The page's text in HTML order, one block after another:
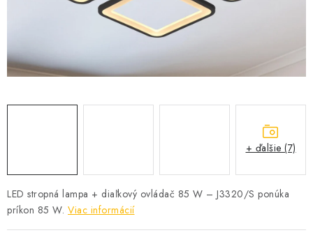
SEZÓNNE VÝPREDAJE POĽNOPOTREBY
DOM A ZÁHRADA
OBCHODNÉ PODMIENKY
O NÁS - MEGALED & JANTON ZÁKAMENNÉ
Reklamácie a formulár na odstúpenie od zmluvy
LED stropná lampa + diaľkový ovládač 85 W – J3320/S ponúka
príkon 85 W. Viac informácií
+ ďalšie (7)